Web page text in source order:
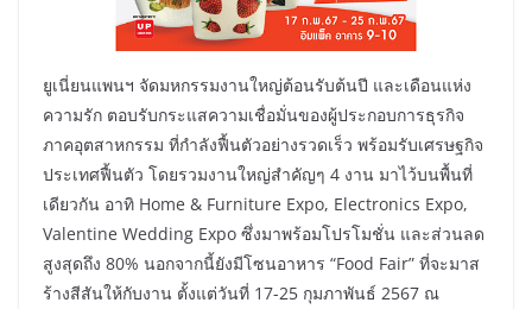
​ยูเนี่ยนแพนฯ จัดมหกรรมงานใหญ่ต้อนรับต้นปี และเดือนแห่ง
ความรัก ตอบรับกระแสความเชื่อมั่นของผู้ประกอบการธุรกิจ
ภาคอุตสาหกรรม ที่กำลังฟื้นตัวอย่างรวดเร็ว พร้อมรับเศรษฐกิจ
ประเทศฟื้นตัว โดยรวมงานใหญ่สำคัญๆ 4 งาน มาไว้บนพื้นที่
เดียวกัน อาทิ Home & Furniture Expo, Electronics Expo,
Valentine Wedding Expo ซึ่งมาพร้อมโปรโมชั่น และส่วนลด
สูงสุดถึง 80% นอกจากนี้ยังมีโซนอาหาร “Food Fair” ที่จะมาส
ร้างสีสันให้กับงาน ตั้งแต่วันที่ 17-25 กุมภาพันธ์ 2567 ณ